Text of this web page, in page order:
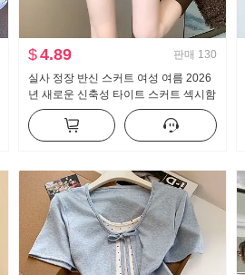
$4.89 판매 130
실사 정장 반신 스커트 여성 여름 2026
년 새로운 신축성 타이트 스커트 섹시함
핫걸 하이웨이스트 한 마디 미니 스커트